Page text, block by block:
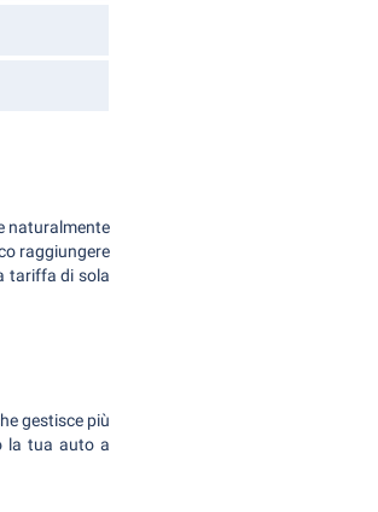
naturalmente
raggiungere
tariffa di sola
gestisce più
la tua auto a